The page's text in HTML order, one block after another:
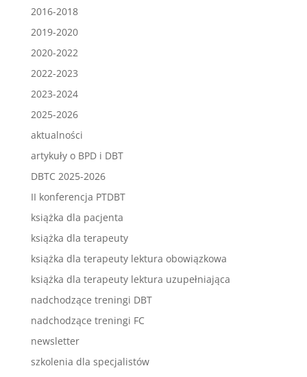
2016-2018
2019-2020
2020-2022
2022-2023
2023-2024
2025-2026
aktualności
artykuły o BPD i DBT
DBTC 2025-2026
II konferencja PTDBT
książka dla pacjenta
książka dla terapeuty
książka dla terapeuty lektura obowiązkowa
książka dla terapeuty lektura uzupełniająca
nadchodzące treningi DBT
nadchodzące treningi FC
newsletter
szkolenia dla specjalistów